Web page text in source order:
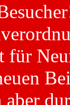
für